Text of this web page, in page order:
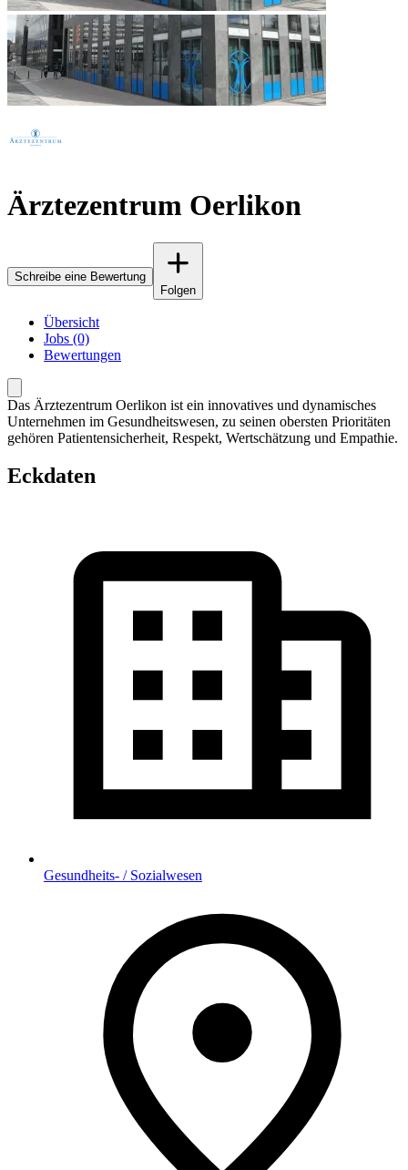
Ärztezentrum Oerlikon
Schreibe eine Bewertung
Folgen
Übersicht
Jobs (0)
Bewertungen
Das Ärztezentrum Oerlikon ist ein innovatives und dynamisches
Unternehmen im Gesundheitswesen, zu seinen obersten Prioritäten
gehören Patientensicherheit, Respekt, Wertschätzung und Empathie.
Eckdaten
Gesundheits- / Sozialwesen